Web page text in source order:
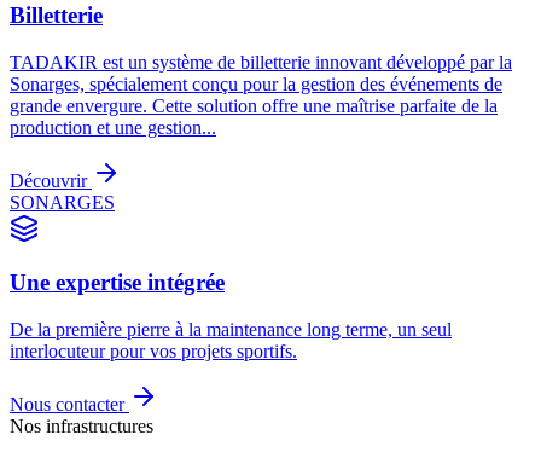
Billetterie
TADAKIR est un système de billetterie innovant développé par la
Sonarges, spécialement conçu pour la gestion des événements de
grande envergure. Cette solution offre une maîtrise parfaite de la
production et une gestion...
Découvrir
SONARGES
Une expertise intégrée
De la première pierre à la maintenance long terme, un seul
interlocuteur pour vos projets sportifs.
Nous contacter
Nos infrastructures